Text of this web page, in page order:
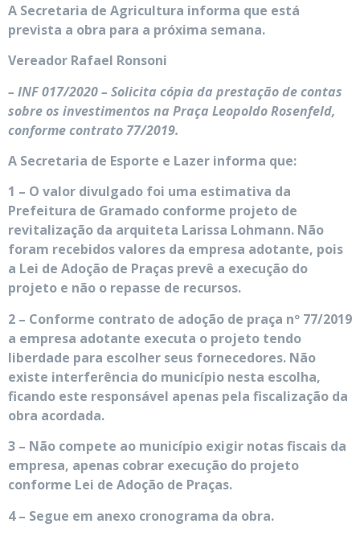
A Secretaria de Agricultura informa que está
prevista a obra para a próxima semana.
Vereador Rafael Ronsoni
– INF 017/2020 – Solicita cópia da prestação de contas
sobre os investimentos na Praça Leopoldo Rosenfeld,
conforme contrato 77/2019.
A Secretaria de Esporte e Lazer informa que:
1 – O valor divulgado foi uma estimativa da
Prefeitura de Gramado conforme projeto de
revitalização da arquiteta Larissa Lohmann. Não
foram recebidos valores da empresa adotante, pois
a Lei de Adoção de Praças prevê a execução do
projeto e não o repasse de recursos.
2 – Conforme contrato de adoção de praça nº 77/2019
a empresa adotante executa o projeto tendo
liberdade para escolher seus fornecedores. Não
existe interferência do município nesta escolha,
ficando este responsável apenas pela fiscalização da
obra acordada.
3 – Não compete ao município exigir notas fiscais da
empresa, apenas cobrar execução do projeto
conforme Lei de Adoção de Praças.
4 – Segue em anexo cronograma da obra.